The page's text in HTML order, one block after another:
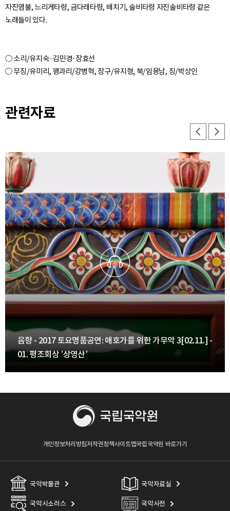
자진염불, 느리게타령, 금다래타령, 배치기, 술비타령 자진술비타령 같은
○ 소리/유지숙·김민경·장효선
관련자료
음향 - 2017 토요명품공연: 애호가를 위한 가무악 3[02.11.] -
01. 평조회상 ’상영산’
개인정보처리방침저작권정책사이트맵국립국악원 바로가기
국악박물관 국악자료실
국악시소러스 국악사전